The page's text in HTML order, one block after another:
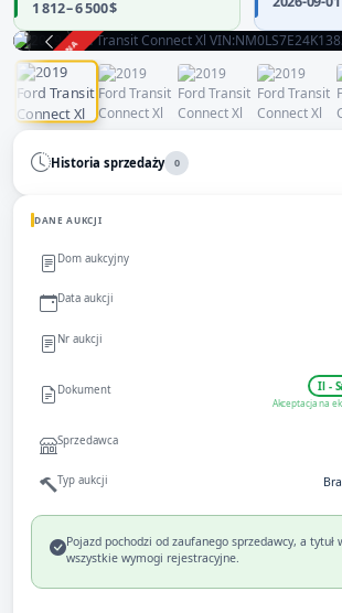
1 812 – 6 500 $
ZAKOŃCZONA
Historia sprzedaży 0
DANE AUKCJI
Dom aukcyjny
Data aukcji
Nr aukcji
Dokument Il -
Akceptacja na
Sprzedawca
Typ aukcji
Pojazd pochodzi od zaufanego sprzedawcy, a tytuł
wszystkie wymogi rejestracyjne.